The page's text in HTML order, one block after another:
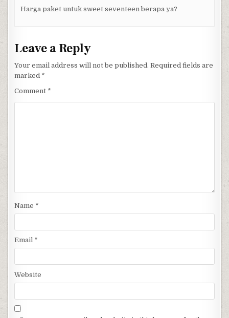
Harga paket untuk sweet seventeen berapa ya?
Leave a Reply
Your email address will not be published. Required fields are
marked *
Comment *
Name *
Email *
Website